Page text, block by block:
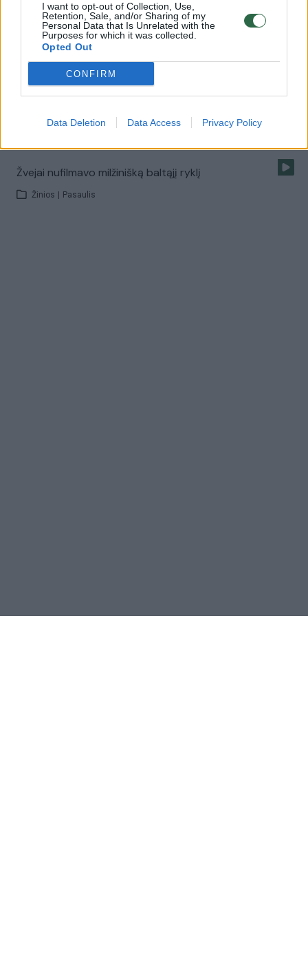
I want to opt-out of Collection, Use,
Retention, Sale, and/or Sharing of my
Personal Data that Is Unrelated with the
Purposes for which it was collected.
Opted Out
CONFIRM
Data Deletion Data Access Privacy Policy
medis
Žinios | Pasaulis
JAV mokykla nuo šaudynių saugosi kaip Irake ir
Žinios | Pasaulis
Žvejai nufilmavo milžinišką baltąjį ryklį
Žinios Pasaulis